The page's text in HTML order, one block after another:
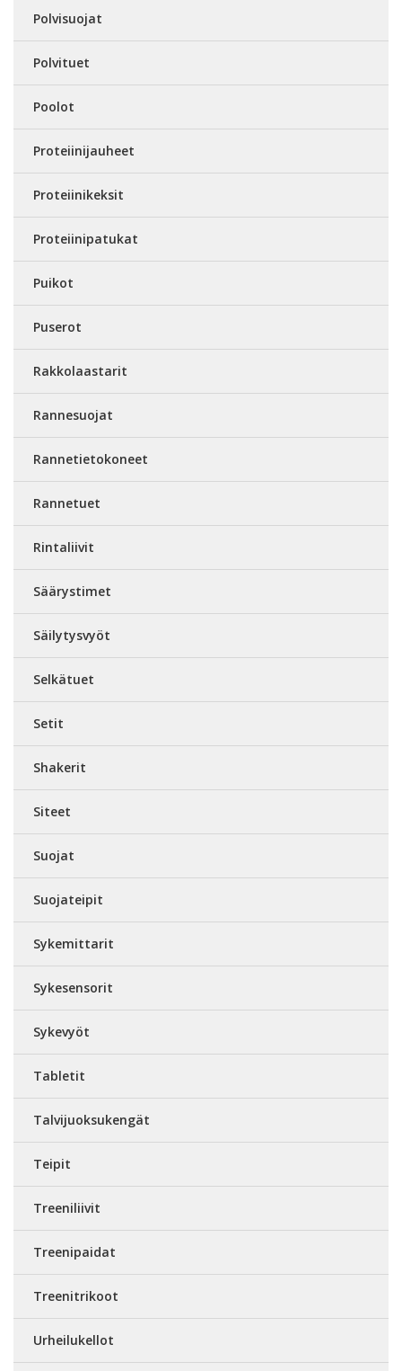
Polvisuojat
Polvituet
Poolot
Proteiinijauheet
Proteiinikeksit
Proteiinipatukat
Puikot
Puserot
Rakkolaastarit
Rannesuojat
Rannetietokoneet
Rannetuet
Rintaliivit
Säärystimet
Säilytysvyöt
Selkätuet
Setit
Shakerit
Siteet
Suojat
Suojateipit
Sykemittarit
Sykesensorit
Sykevyöt
Tabletit
Talvijuoksukengät
Teipit
Treeniliivit
Treenipaidat
Treenitrikoot
Urheilukellot